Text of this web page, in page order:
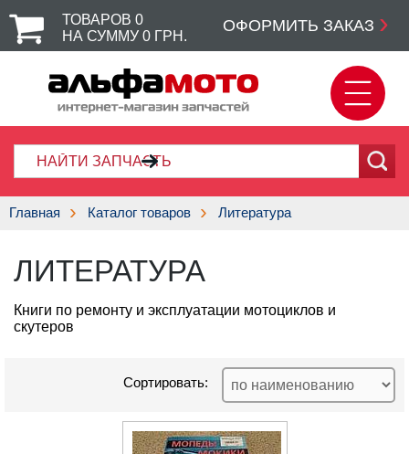
ТОВАРОВ 0
НА СУММУ 0 ГРН.
ОФОРМИТЬ ЗАКАЗ
Главная Каталог товаров Литература
ЛИТЕРАТУРА
Книги по ремонту и эксплуатации мотоциклов и
скутеров
Сортировать: